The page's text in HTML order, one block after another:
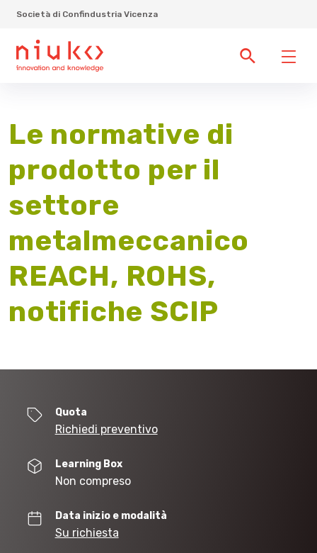
Società di Confindustria Vicenza
Le normative di
prodotto per il
settore
metalmeccanico
REACH, ROHS,
notifiche SCIP
Quota
Richiedi preventivo
Learning Box
Non compreso
Data inizio e modalità
Su richiesta